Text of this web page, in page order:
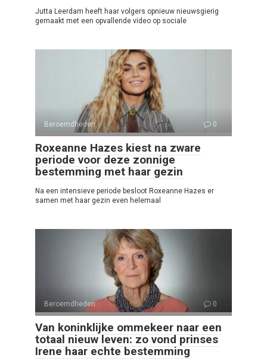
Jutta Leerdam heeft haar volgers opnieuw nieuwsgierig
gemaakt met een opvallende video op sociale
Beroemdheden 0
Roxeanne Hazes kiest na zware
periode voor deze zonnige
bestemming met haar gezin
Na een intensieve periode besloot Roxeanne Hazes er
samen met haar gezin even helemaal
Beroemdheden 0
Van koninklijke ommekeer naar een
totaal nieuw leven: zo vond prinses
Irene haar echte bestemming